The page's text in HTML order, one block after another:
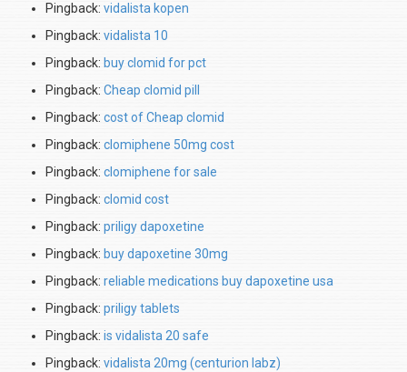
Pingback: vidalista kopen
Pingback: vidalista 10
Pingback: buy clomid for pct
Pingback: Cheap clomid pill
Pingback: cost of Cheap clomid
Pingback: clomiphene 50mg cost
Pingback: clomiphene for sale
Pingback: clomid cost
Pingback: priligy dapoxetine
Pingback: buy dapoxetine 30mg
Pingback: reliable medications buy dapoxetine usa
Pingback: priligy tablets
Pingback: is vidalista 20 safe
Pingback: vidalista 20mg (centurion labz)